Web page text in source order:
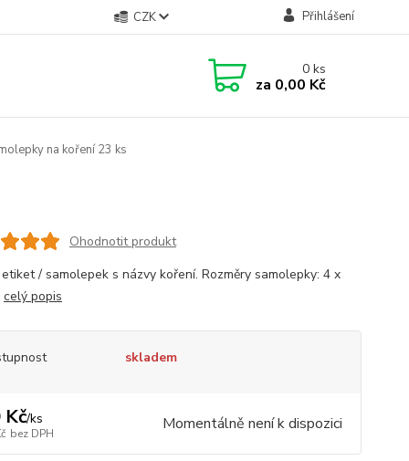
CZK Přihlášení
0ks
za 0,00 Kč
na koření 23 ks
Ohodnotit produkt
/ samolepek s názvy koření. Rozměry samolepky: 4 x
celý popis
skladem
Kč/ks
bez DPH Momentálně není k dispozici